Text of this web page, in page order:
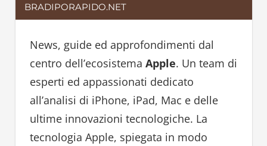
c
BRADIPORAPIDO.NET
News, guide ed approfondimenti dal
centro dell’ecosistema Apple. Un team di
esperti ed appassionati dedicato
all’analisi di iPhone, iPad, Mac e delle
ultime innovazioni tecnologiche. La
tecnologia Apple, spiegata in modo